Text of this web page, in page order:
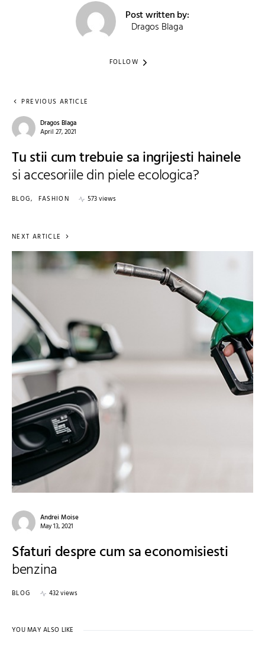
Post written by:
Dragos Blaga
FOLLOW
PREVIOUS ARTICLE
Dragos Blaga
April 27, 2021
Tu stii cum trebuie sa ingrijesti hainele
si accesoriile din piele ecologica?
BLOG FASHION 573 views
NEXT ARTICLE
Andrei Moise
May 13, 2021
Sfaturi despre cum sa economisiesti
benzina
BLOG 432 views
YOU MAY ALSO LIKE